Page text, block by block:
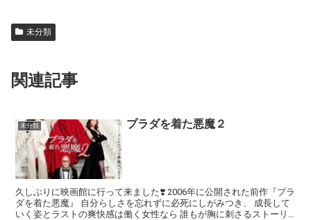
未分類
関連記事
未分類 プラダを着た悪魔２
久しぶりに映画館に行って来ました❣️ 2006年に公開された前作『プラ
ダを着た悪魔』 自分らしさを忘れずに必死にしがみつき、 成長して
いく姿とラストの爽快感は働く女性なら 誰もが胸に刺さるストーリ